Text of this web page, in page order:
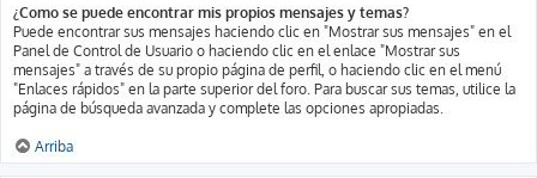
¿Como se puede encontrar mis propios mensajes y temas?
Puede encontrar sus mensajes haciendo clic en "Mostrar sus mensajes" en el
Panel de Control de Usuario o haciendo clic en el enlace "Mostrar sus
mensajes" a través de su propio página de perfil, o haciendo clic en el menú
"Enlaces rápidos" en la parte superior del foro. Para buscar sus temas, utilice la
página de búsqueda avanzada y complete las opciones apropiadas.
Arriba